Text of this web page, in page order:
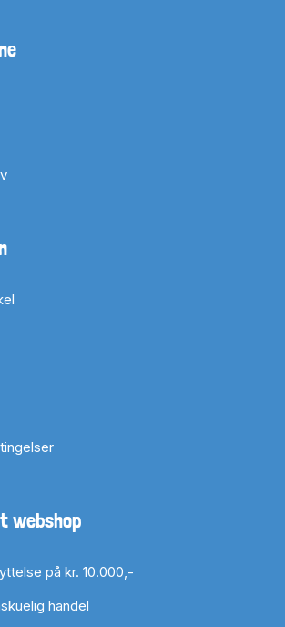
webshop
på kr. 10.000,-
handel